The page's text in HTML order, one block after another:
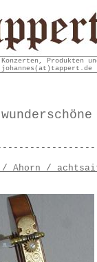
Produkten
/ Ahorn /